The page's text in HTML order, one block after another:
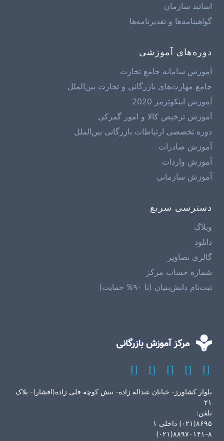
اساتید سازمان
گواهینامه‌ها و تقدیرنامه‌ها
دوره‌های آموزشی
آموزش سامانه جامع تجارت
جامع مهارت‌های بازرگانی و تجارت بین‌الملل
آموزش اینکوترمز 2020
آموزش ترخیص کالا و امور گمرکی
دوره تخصصی ارتباطات بازرگانی بین‌الملل
آموزش صادرات
آموزش واردات
آموزش سازمانی
دسترسی سریع
وبلاگ
دانلود
گالری تصاویر
شماره حساب مرکز
ثبت‌نام دانش‌بنیان (تا ۹۰% حمایت)
بلوار کشاورز- خیابان عبداله زاده- نبش کوچه قلی زاده(افشار)- پلاک
۲۱
تلفن:
۸۶۹۵(۰۲۱) داخلی ۱
۸۸۹۷۰۱۴۱-۸(۰۲۱)